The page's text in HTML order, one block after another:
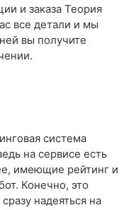
и заказа Теория
все детали и мы
вы получите
система
на сервисе есть
имеющие рейтинг и
Конечно, это
надеяться на